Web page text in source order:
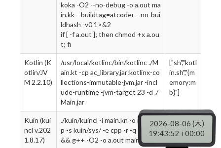
koka -O2 --no-debug -o a.out ma
in.kk --buildtag=atcoder --no-bui
ldhash -v0 1>&2
if [ -f a.out ]; then chmod +x a.ou
t; fi
Kotlin (K
otlin/JV
M 2.2.10)
/usr/local/kotlinc/bin/kotlinc ./M
ain.kt -cp ac_library.jar:kotlinx-co
llections-immutable-jvm.jar -incl
ude-runtime -jvm-target 23 -d ./
Main.jar
["sh","kotl
in.sh","{m
emory:m
b}"]
Kuin (kui
ncl v.202
1.8.17)
./kuin/kuincl -i main.kn -o main.cp
p -s kuin/sys/ -e cpp -r -q 1>&2
&& g++ -O2 -o a.out main.cpp
["./a.out"]
2026-08-06 (木)
19:43:53 +00:00